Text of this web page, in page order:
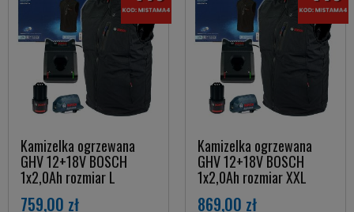
Kamizelka ogrzewana
GHV 12+18V BOSCH
1x2,0Ah rozmiar L
759,00 zł
Kamizelka ogrzewana
GHV 12+18V BOSCH
1x2,0Ah rozmiar XXL
869,00 zł